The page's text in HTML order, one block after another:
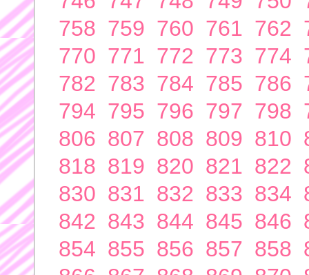
758 759 760 761 762
770 771 772 773 774
782 783 784 785 786
794 795 796 797 798
806 807 808 809 810
818 819 820 821 822
830 831 832 833 834
842 843 844 845 846
854 855 856 857 858